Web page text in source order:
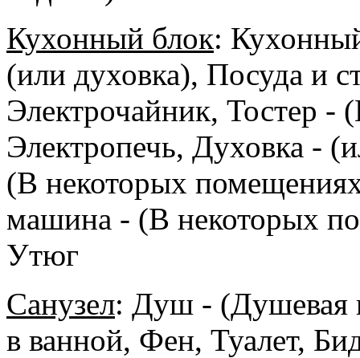
Кухонный блок:
(или духовка), Посуда и
Электрочайник, Тостер
Электропечь, Духовка -
(В некоторых
машина - (В некоторых
Утюг
Санузел: Душ - (Душевая
в ванной, Фен, Туалет,